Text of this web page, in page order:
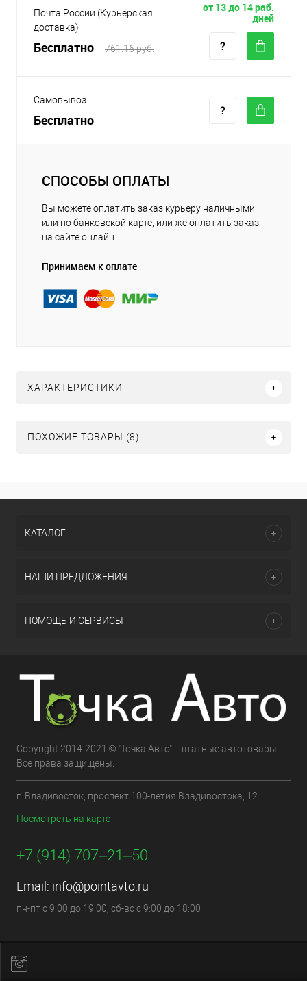
Почта России (Курьерская
доставка)
Бесплатно 761.16 руб.
от 13 до 14 раб.
дней
Самовывоз
Бесплатно
СПОСОБЫ ОПЛАТЫ
Вы можете оплатить заказ курьеру наличными
или по банковской карте, или же оплатить заказ
на сайте онлайн.
Принимаем к оплате
ХАРАКТЕРИСТИКИ
ПОХОЖИЕ ТОВАРЫ (8)
КАТАЛОГ
НАШИ ПРЕДЛОЖЕНИЯ
ПОМОЩЬ И СЕРВИСЫ
Copyright 2014-2021 © "Точка Авто" - штатные автотовары.
Все права защищены.
г. Владивосток, проспект 100-летия Владивостока, 12
Посмотреть на карте
+7 (914) 707‒21‒50
Email: info@pointavto.ru
пн-пт с 9:00 до 19:00, сб-вс с 9:00 до 18:00